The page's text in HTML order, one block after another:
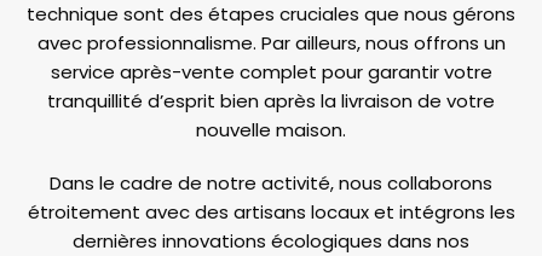
technique sont des étapes cruciales que nous gérons
avec professionnalisme. Par ailleurs, nous offrons un
service après-vente complet pour garantir votre
tranquillité d’esprit bien après la livraison de votre
nouvelle maison.
Dans le cadre de notre activité, nous collaborons
étroitement avec des artisans locaux et intégrons les
dernières innovations écologiques dans nos